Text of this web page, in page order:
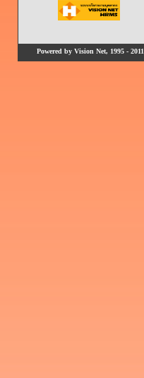
Powered by Vision Net, 1995 - 2011